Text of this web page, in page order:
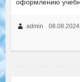
оформлению
admin 08.08.2024